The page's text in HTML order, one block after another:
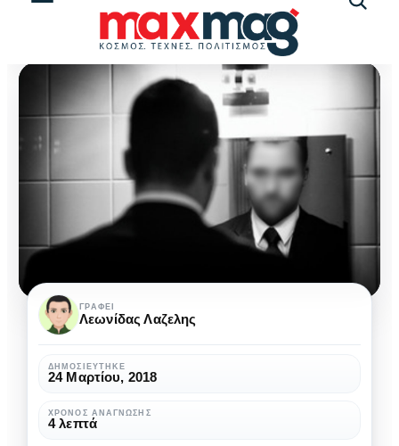
Βρες
τον
εαυτό
σου
για
ΓΡΆΦΕΙ
Λεωνίδας Λαζελης
ΔΗΜΟΣΙΕΎΤΗΚΕ
24 Μαρτίου, 2018
ΧΡΌΝΟΣ ΑΝΆΓΝΩΣΗΣ
4 λεπτά